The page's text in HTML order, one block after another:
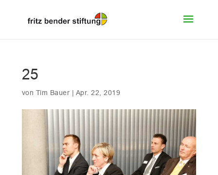
25
von Tim Bauer | Apr. 22, 2019